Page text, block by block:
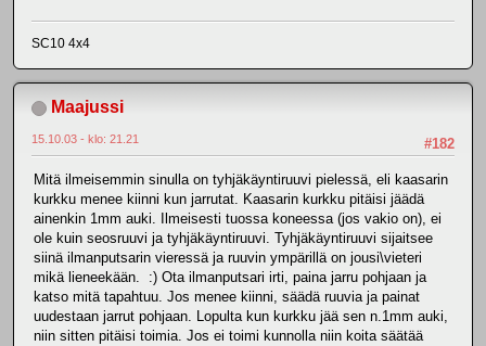
SC10 4x4
Maajussi
#182
15.10.03 - klo: 21.21
Mitä ilmeisemmin sinulla on tyhjäkäyntiruuvi pielessä, eli kaasarin
kurkku menee kiinni kun jarrutat. Kaasarin kurkku pitäisi jäädä
ainenkin 1mm auki. Ilmeisesti tuossa koneessa (jos vakio on), ei
ole kuin seosruuvi ja tyhjäkäyntiruuvi. Tyhjäkäyntiruuvi sijaitsee
siinä ilmanputsarin vieressä ja ruuvin ympärillä on jousi\vieteri
mikä lieneekään. :) Ota ilmanputsari irti, paina jarru pohjaan ja
katso mitä tapahtuu. Jos menee kiinni, säädä ruuvia ja painat
uudestaan jarrut pohjaan. Lopulta kun kurkku jää sen n.1mm auki,
niin sitten pitäisi toimia. Jos ei toimi kunnolla niin koita säätää